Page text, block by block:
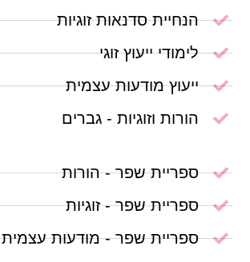
הנחיית סדנאות זוגיות
לימודי ייעוץ זוגי
ייעוץ מודעות עצמית
הורות וזוגיות - גברים
ספריית שפר - הורות
ספריית שפר - זוגיות
ספריית שפר - מודעות עצמית